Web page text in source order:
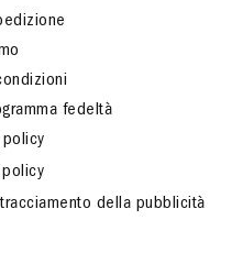
fedeltà
policy
della pubblicità